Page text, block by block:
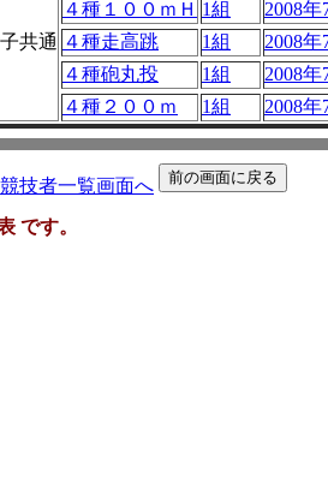
共通
４種１００ｍＨ 1組
2008年
４種走高跳 1組
2008年
４種砲丸投 1組
2008年
４種２００ｍ 1組 2008年
競技者一覧画面へ
です。